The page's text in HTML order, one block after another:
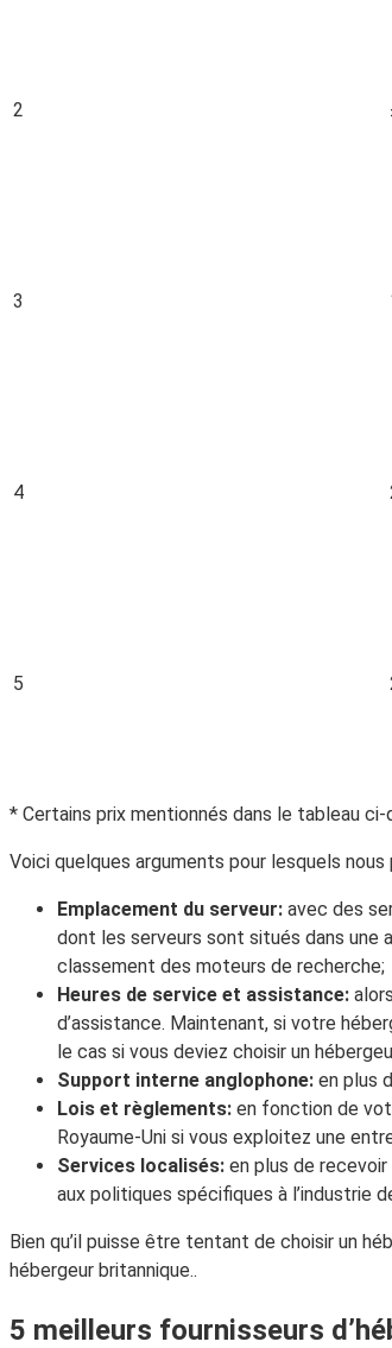
2
3
4
5
* Certains prix mentionnés dans le tableau
Voici quelques arguments pour lesquels
Emplacement du serveur: avec des
dont les serveurs sont situés dans une
classement des moteurs de recherche;
Heures de service et assistance:
d’assistance. Maintenant, si votre
le cas si vous deviez choisir un
Support interne anglophone: en plus
Lois et règlements: en fonction de
Royaume-Uni si vous exploitez une
Services localisés: en plus de
aux politiques spécifiques à l’industrie
Bien qu’il puisse être tentant de choisir un
hébergeur britannique..
5 meilleurs fournisseurs